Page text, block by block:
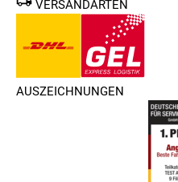
VERSANDARTEN
AUSZEICHNUNGEN